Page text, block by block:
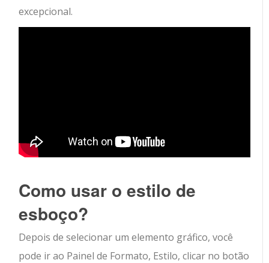
excepcional.
Como usar o estilo de
esboço?
Depois de selecionar um elemento gráfico, você
pode ir ao Painel de Formato, Estilo, clicar no botão